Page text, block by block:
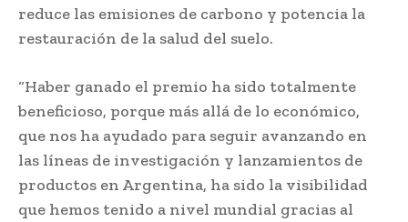
reduce las emisiones de carbono y potencia la
restauración de la salud del suelo.
“Haber ganado el premio ha sido totalmente
beneficioso, porque más allá de lo económico,
que nos ha ayudado para seguir avanzando en
las líneas de investigación y lanzamientos de
productos en Argentina, ha sido la visibilidad
que hemos tenido a nivel mundial gracias al